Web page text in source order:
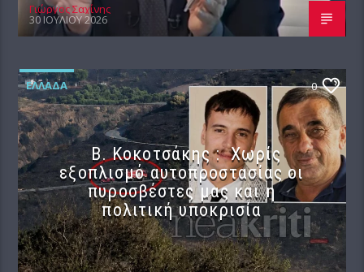
Γιώργος Σαχίνης
30 ΙΟΥΛΊΟΥ 2026
ΕΛΛΆΔΑ 0
Β. Κοκοτσάκης : Χωρίς
εξοπλισμό αυτοπροστασίας οι
πυροσβέστες μας και η
πολιτική υποκρισία